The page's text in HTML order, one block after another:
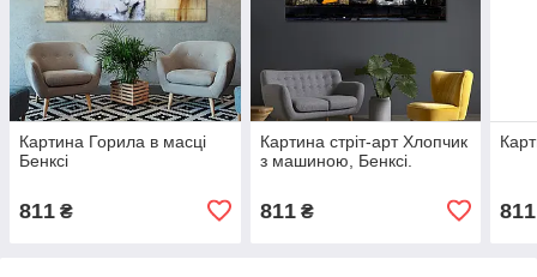
Картина Горила в масці
Бенксі
811 ₴
Картина стріт-арт Хлопчик
з машиною, Бенксі.
811₴ 811